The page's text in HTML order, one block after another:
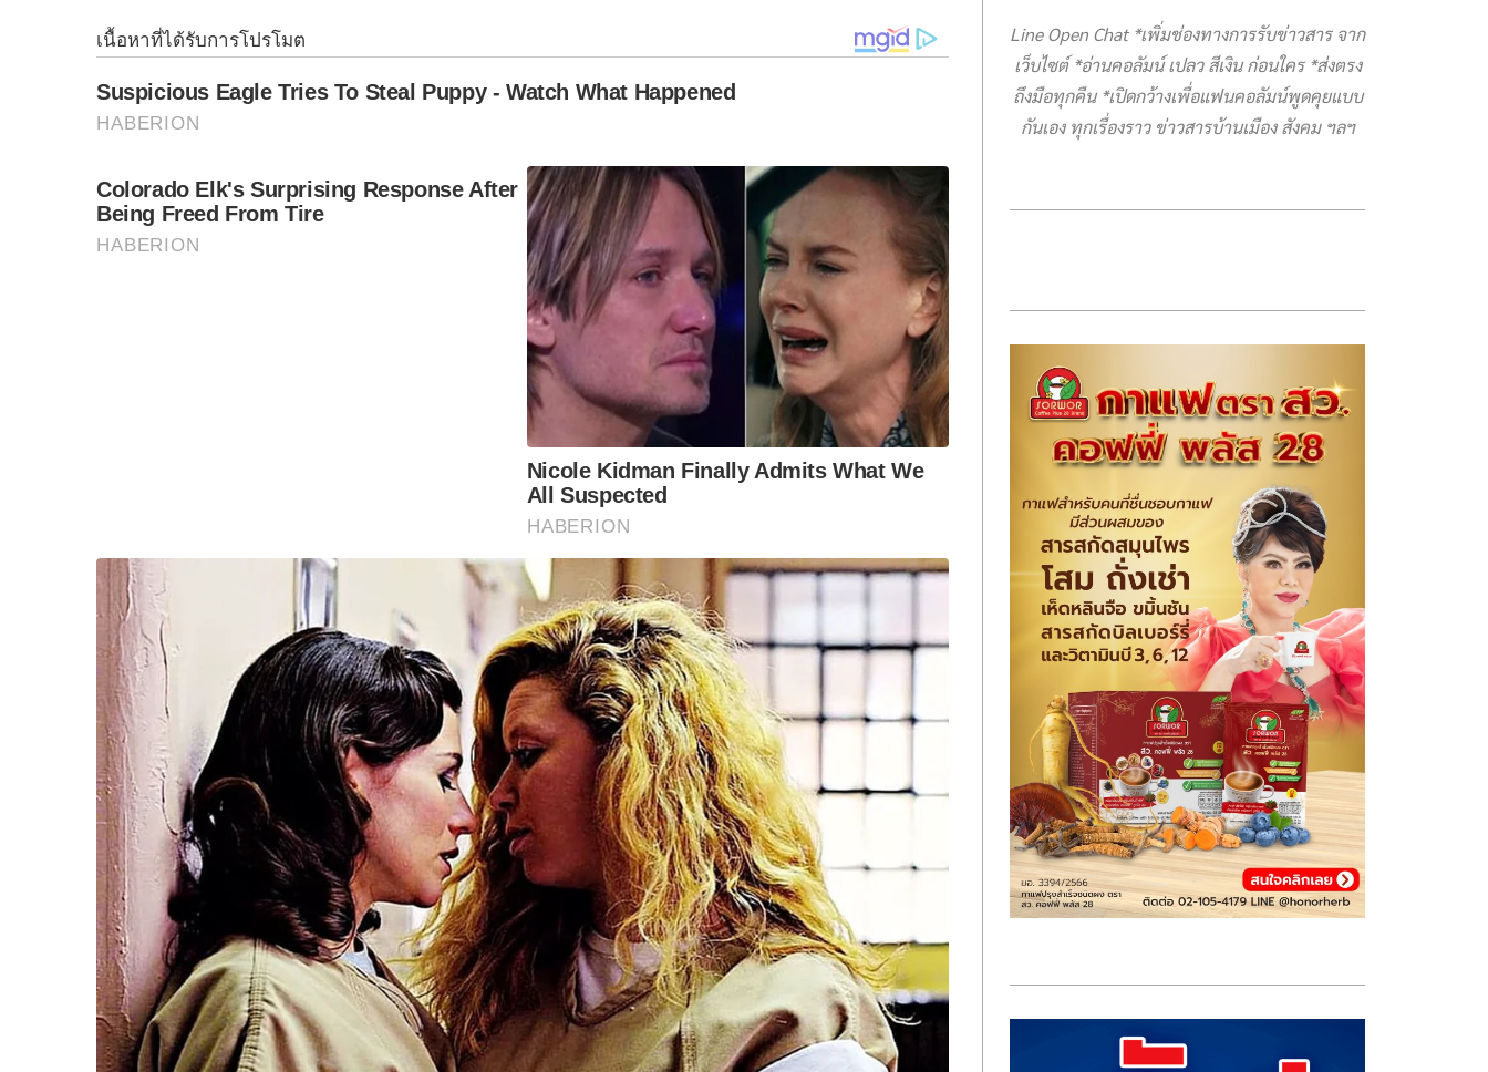
ชาร์จรถยนต์ไฟฟ้าที่เดลต้านำมาจัดแสดง ซึ่งประกอบไปด้วย เครื่องชาร์จรุ่น AC Mini Plus และรุ่น DC
Wallbox สำหรับเครื่องชาร์จรุ่น DC Wallbox เป็นเครื่องชาร์จแบบเร็ว โดยให้กำลังไฟขนาด 25kW พร้อมหัว
ชาร์จคู่แบบ CCS และ CHAdeMO ทั้งยังให้ประสิทธิภาพการใช้พลังงานสูงสุดถึง 94% และด้วยเครื่องชาร์จที่
ขนส่งกับยานพาหนะที่ใช้งานเชิงพาณิชย์ ส่วนเครื่องชาร์จรุ่น AC Mini Plus เป็นเครื่องชาร์จที่ดีไซน์ทันสมัย
และมีสไตล์ โดยให้กำลังไฟขนาด ขนาด 7.36kW ติดตั้งง่ายเหมาะสำหรับการชาร์จที่บ้านและที่ทำงาน
ทีมโซลูชั่นเครื่องชาร์จรถยนต์ไฟฟ้าของเดลต้าได้ช่วยติดตั้งและควบคุมดูแลเครื่องชาร์จุร่น AC Mini Plus
จำนวน 10 เครื่อง ณ สถานที่จัดงานเพื่อทำการชาร์จนิสสัน ลีฟ ทั้ง 10 คัน สำหรับจัดกิจกรรมครั้งนี้ เครื่อง
ชาร์จรุ่น AC ได้ทำการชาร์จไฟนิสสัน ลีฟ จนเต็มความจุของแบตเตอรี่ เพื่อให้ผู้ทดลองขับใช้ขับขี่ขึ้นสู่ยอด
เขาอินทนนน์ ในระหว่างทางกลับ แบตเตอรี่ของนิสสัส ลีฟ สามารถนำพลังงานกลับมาใช้ใหม่ผ่านรีเจนเจอ
เรทีฟ เบรกกิ่ง (Regenerative braking) และกลับถึงจุดเริ่มต้นด้วยแบตเตอรี่ที่เหลืออยู่มากมาย ทั้งนี้ ผู้เข้า
ร่วมงานยังได้รับรายละเอียดการใช้งานแบตเตอรี่ตลอดช่วงเวลาการขับขี่และเรียนรู้วิธีการชาร์จรถยนต์
ไฟฟ้าด้วยโซลูชั่นการชาร์จจากเดลต้า ที่ระดับความสูง 2,565 เมตรจากระดับน้ำทะเล ดอยอินทนนท์ใน
จังหวัดเชียงใหม่ซึ่งที่ตั้งอยู่ทางภาคเหนือของประเทศไทยเป็นสถานที่ที่สมบูรณ์แบบในการพิสูจน์ให้เห็นถึง
พลัง ความปลอดภัย และสถานการณ์จริงในการขับขี่ และการชาร์จรถยนต์ไฟฟ้าในภูมิประเทศที่เป็นภูเขา
เขาและทดลองใช้เครื่องชาร์จแบบส่วนตัวที่สามารถใช้งานได้อย่างง่ายดายเมื่อพวกเขากลับลงมาจากยอด
เขา
ด้วยประเทศไทยเป็นผู้นำในภูมิภาคอาเซียนในการพัฒนายานยนต์ไฟฟ้า เจ้าของรถยนต์หลายคนต้องการ
ทราบถึงประโยชน์และต้นทุนในการเป็นเจ้าของรถยนต์และเครื่องชาร์จ การทดลองขับนิสสัน ลีฟ ในช่วง
หนึ่งสัปดาห์ที่ผ่านมาได้ดึงดูดสื่อมวลชน สายยานยนต์ เทคโนโลยี และไลฟ์สไตล์ของไทยที่มีความสนใจใน
รถยนต์ไฟฟ้าจำนวนมาก และต้องการแก้ไขปัญหาต่างๆ เช่น ความกังวลในเรื่องระยะทางของการขับขี่และ
การชาร์จสำหรับกลุ่มผู้อ่านของพวกเขา ในประเทศไทย เดลต้าร่วมมือกับนิสสัน ซึ่งเป็นผู้นำระดับโลกด้าน
รถยนต์ไฟฟ้าเพื่อสร้างความตระหนักรู้เกี่ยวกับการชาร์จที่มีความปลอดภัยและเครือข่ายการชาร์จแบบเร็ว
ทั่วประเทศ
a
c
e
L
i
n
e
w
i
t
C
o
p
Share
h
a
r
Line Open Chat *เพิ่มช่องทางการรับข่าวสาร จาก
เว็บไซต์ *อ่านคอลัมน์ เปลว สีเงิน ก่อนใคร *ส่งตรง
ถึงมือทุกคืน *เปิดกว้างเพื่อแฟนคอลัมน์พูดคุยแบบ
กันเอง ทุกเรื่องราว ข่าวสารบ้านเมือง สังคม ฯลฯ
S
e
c